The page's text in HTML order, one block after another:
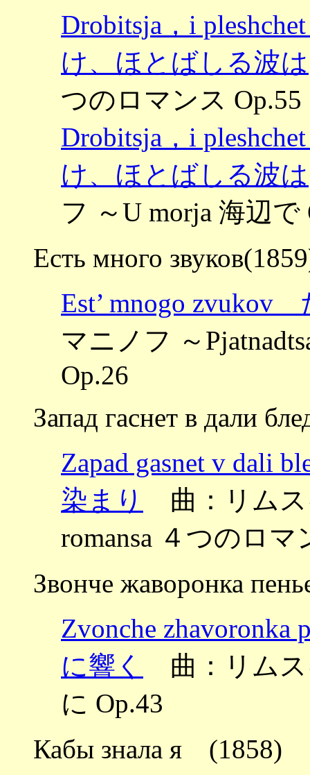
Drobitsja，i
け、ほとばしる波は
つのロマンス Op.55
Drobitsja，i
け、ほとばしる波は
フ ～U morja 海辺で
Есть много
Est’ mnogo zvukov
マニノフ ～
Op.26
Запад гаснет в дали
Zapad gasnet v dali
染まり
曲：リムス
romansa ４つのロマ
Звонче жаворонка
Zvonche
に響く
曲：リムス
に Op.43
Кабы знала я (1858)